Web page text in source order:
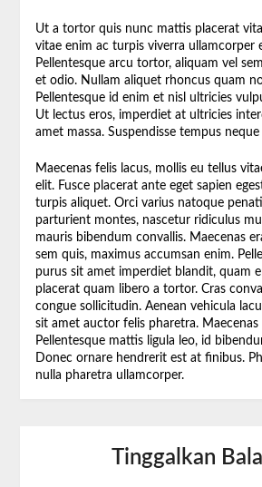
Ut a tortor quis nunc mattis placerat
vitae enim ac turpis viverra ullamcorper
Pellentesque arcu tortor, aliquam vel
et odio. Nullam aliquet rhoncus quam
Pellentesque id enim et nisl ultricies
Ut lectus eros, imperdiet at ultricies
amet massa. Suspendisse tempus
Maecenas felis lacus, mollis eu tellus
elit. Fusce placerat ante eget sapien
turpis aliquet. Orci varius natoque
parturient montes, nascetur ridiculus
mauris bibendum convallis. Maecenas
sem quis, maximus accumsan enim.
purus sit amet imperdiet blandit, quam
placerat quam libero a tortor. Cras
congue sollicitudin. Aenean vehicula
sit amet auctor felis pharetra. Maecenas
Pellentesque mattis ligula leo, id
Donec ornare hendrerit est at finibus.
nulla pharetra ullamcorper.
Tinggalkan